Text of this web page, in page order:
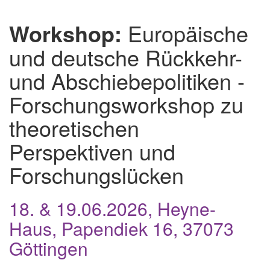
Workshop: Europäische
und deutsche Rückkehr-
und Abschiebepolitiken -
Forschungsworkshop zu
theoretischen
Perspektiven und
Forschungslücken
18. & 19.06.2026, Heyne-
Haus, Papendiek 16, 37073
Göttingen